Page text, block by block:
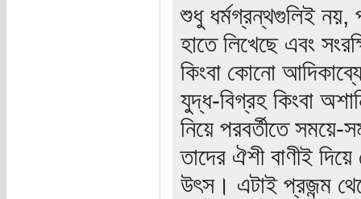
শুধু ধর্মগ্রন্থগুলিই নয়,
হাতে লিখেছে এবং
কিংবা কোনো
যুদ্ধ-বিগ্রহ কিংবা
নিয়ে পরবর্তীতে সময়ে-
তাদের ঐশী বাণীই
উৎস। এটাই প্রজন্ম